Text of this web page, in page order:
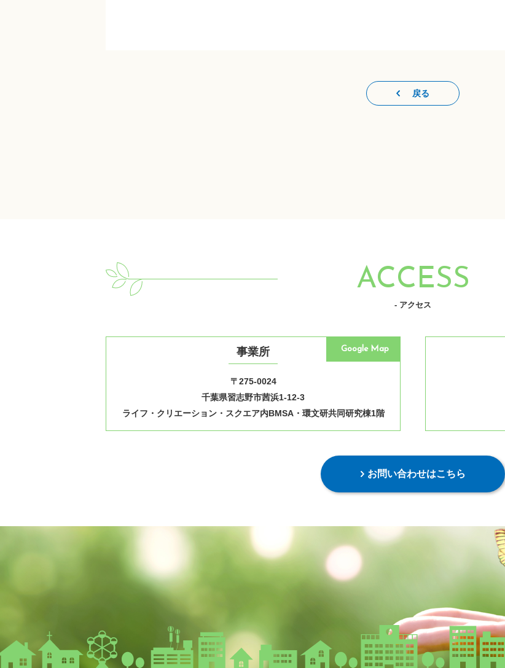
戻る
ACCESS
- アクセス
事業所
〒275-0024
千葉県習志野市茜浜1-12-3
ライフ・クリエーション・スクエア内BMSA・環文研共同研究棟1階
Google Map
お問い合わせはこちら